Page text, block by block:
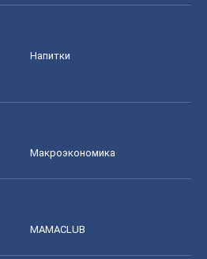
Напитки
Mакроэкономика
MAMACLUB